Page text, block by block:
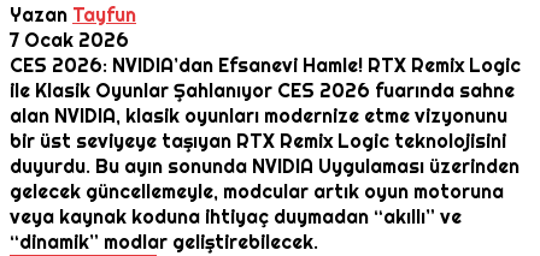
Yazan Tayfun
7 Ocak 2026
CES 2026: NVIDIA’dan Efsanevi Hamle! RTX Remix Logic
ile Klasik Oyunlar Şahlanıyor CES 2026 fuarında sahne
alan NVIDIA, klasik oyunları modernize etme vizyonunu
bir üst seviyeye taşıyan RTX Remix Logic teknolojisini
duyurdu. Bu ayın sonunda NVIDIA Uygulaması üzerinden
gelecek güncellemeyle, modcular artık oyun motoruna
veya kaynak koduna ihtiyaç duymadan “akıllı” ve
“dinamik” modlar geliştirebilecek.